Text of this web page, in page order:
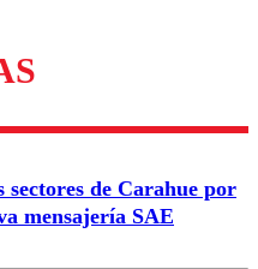
para garantizar un
sectores de Carahue por
mensajería SAE